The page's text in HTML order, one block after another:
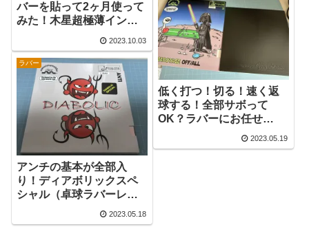
バーを貼って2ヶ月使って
みた！木星超極薄インプ
2023.10.03
低く打つ！切る！速く返
球する！全部サボって
OK？ラバーにお任せ
Sabotage OFF レビュー
2023.05.19
ラバー
アンチの基本が全部入
り！ディアボリックスペ
シャル（卓球ラバーレビ
2023.05.18